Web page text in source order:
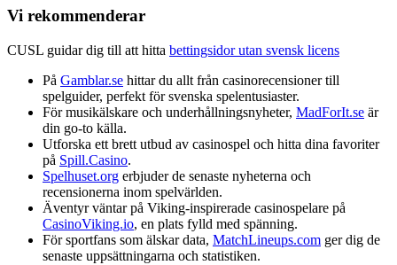
Vi rekommenderar
CUSL guidar dig till att hitta bettingsidor utan svensk licens
På Gamblar.se hittar du allt från casinorecensioner till
spelguider, perfekt för svenska spelentusiaster.
För musikälskare och underhållningsnyheter, MadForIt.se är
din go-to källa.
Utforska ett brett utbud av casinospel och hitta dina favoriter
på Spill.Casino.
Spelhuset.org erbjuder de senaste nyheterna och
recensionerna inom spelvärlden.
Äventyr väntar på Viking-inspirerade casinospelare på
CasinoViking.io, en plats fylld med spänning.
För sportfans som älskar data, MatchLineups.com ger dig de
senaste uppsättningarna och statistiken.